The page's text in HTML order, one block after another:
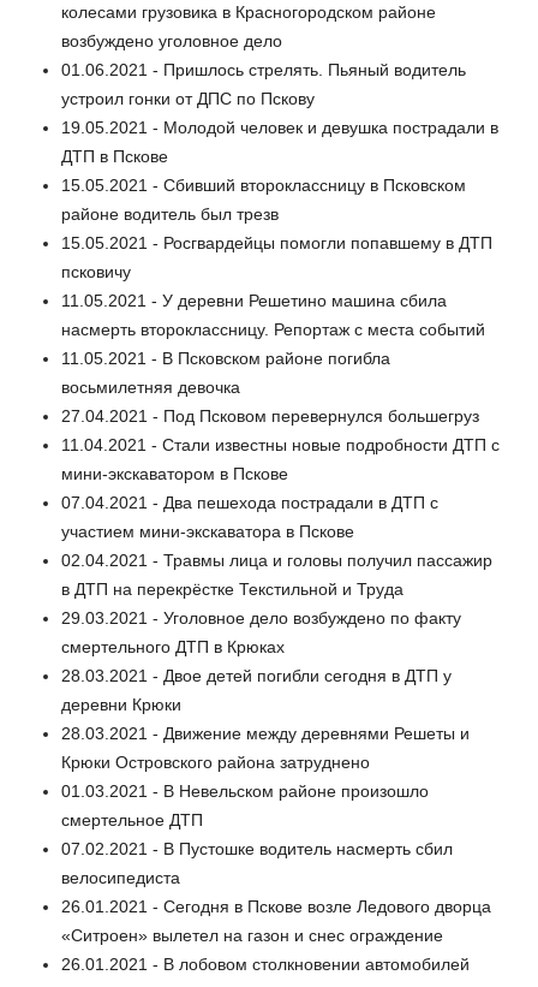
колесами грузовика в Красногородском районе
возбуждено уголовное дело
01.06.2021 - Пришлось стрелять. Пьяный водитель
устроил гонки от ДПС по Пскову
19.05.2021 - Молодой человек и девушка пострадали в
ДТП в Пскове
15.05.2021 - Сбивший второклассницу в Псковском
районе водитель был трезв
15.05.2021 - Росгвардейцы помогли попавшему в ДТП
псковичу
11.05.2021 - У деревни Решетино машина сбила
насмерть второклассницу. Репортаж с места событий
11.05.2021 - В Псковском районе погибла
восьмилетняя девочка
27.04.2021 - Под Псковом перевернулся большегруз
11.04.2021 - Стали известны новые подробности ДТП с
мини-экскаватором в Пскове
07.04.2021 - Два пешехода пострадали в ДТП с
участием мини-экскаватора в Пскове
02.04.2021 - Травмы лица и головы получил пассажир
в ДТП на перекрёстке Текстильной и Труда
29.03.2021 - Уголовное дело возбуждено по факту
смертельного ДТП в Крюках
28.03.2021 - Двое детей погибли сегодня в ДТП у
деревни Крюки
28.03.2021 - Движение между деревнями Решеты и
Крюки Островского района затруднено
01.03.2021 - В Невельском районе произошло
смертельное ДТП
07.02.2021 - В Пустошке водитель насмерть сбил
велосипедиста
26.01.2021 - Сегодня в Пскове возле Ледового дворца
«Ситроен» вылетел на газон и снес ограждение
26.01.2021 - В лобовом столкновении автомобилей